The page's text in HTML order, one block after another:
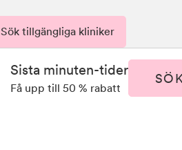
Sök tillgängliga kliniker
Sista minuten-tider
Få upp till 50 % rabatt